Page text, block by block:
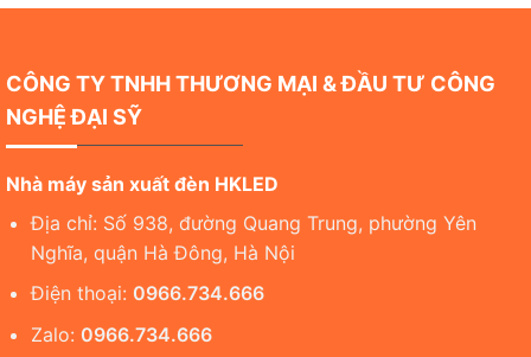
CÔNG TY TNHH THƯƠNG MẠI & ĐẦU TƯ CÔNG
NGHỆ ĐẠI SỸ
Nhà máy sản xuất đèn HKLED
Địa chỉ: Số 938, đường Quang Trung, phường Yên
Nghĩa, quận Hà Đông, Hà Nội
Điện thoại: 0966.734.666
Zalo: 0966.734.666